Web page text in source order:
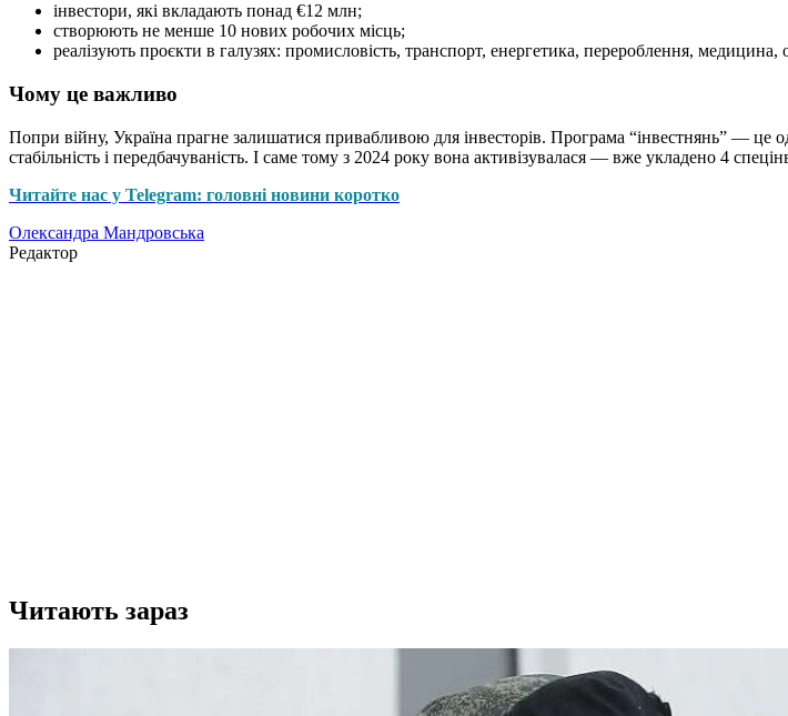
інвестори, які вкладають понад €12 млн;
створюють не менше 10 нових робочих місць;
реалізують проєкти в галузях: промисловість, транспорт, енергетика, перероблення, медицина,
Чому це важливо
Попри війну, Україна прагне залишатися привабливою для інвесторів. Програма “інвестнянь” — це
стабільність і передбачуваність. І саме тому з 2024 року вона активізувалася — вже укладено 4
Читайте нас у Telegram: головні новини коротко
Олександра Мандровська
Редактор
Читають зараз